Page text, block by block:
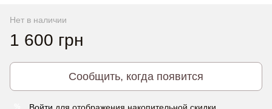
Нет в наличии
1 600 грн
Сообщить, когда появится
Войти для отображения накопительной скидки